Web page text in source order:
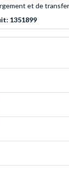
et de
1351899